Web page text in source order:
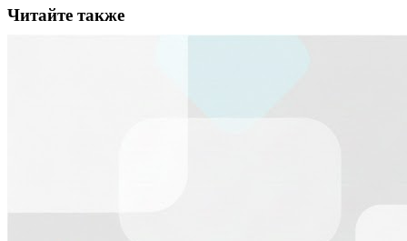
Читайте также